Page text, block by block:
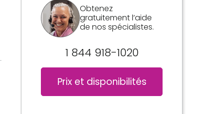
Obtenez
gratuitement l’aide
de nos spécialistes.
1 844 918-1020
Prix et disponibilités